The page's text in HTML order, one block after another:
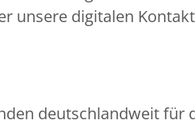
unsere digitalen
deutschlandweit